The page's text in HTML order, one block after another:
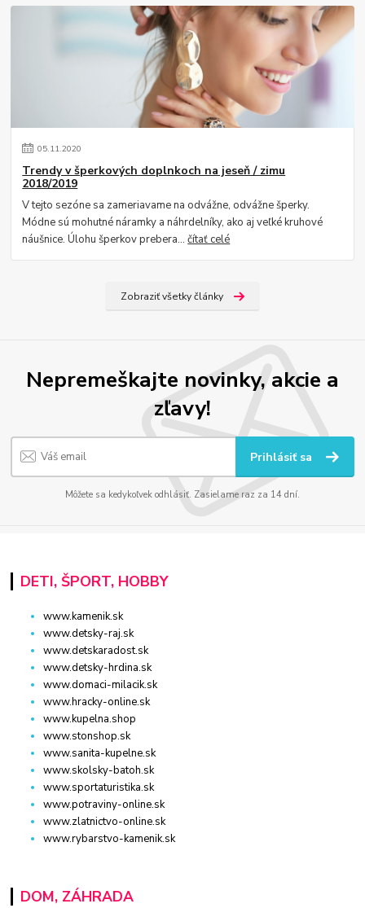
05.11.2020
Trendy v šperkových doplnkoch na jeseň / zimu
2018/2019
V tejto sezóne sa zameriavame na odvážne, odvážne šperky.
Módne sú mohutné náramky a náhrdelníky, ako aj veľké kruhové
náušnice. Úlohu šperkov prebera...čítať celé
Zobraziť všetky články
Nepremeškajte novinky, akcie a
zľavy!
Prihlásiť sa
Môžete sa kedykoľvek odhlásiť. Zasielame raz za 14 dní.
DETI, ŠPORT, HOBBY
www.kamenik.sk
www.detsky-raj.sk
www.detskaradost.sk
www.detsky-hrdina.sk
www.domaci-milacik.sk
www.hracky-online.sk
www.kupelna.shop
www.stonshop.sk
www.sanita-kupelne.sk
www.skolsky-batoh.sk
www.sportaturistika.sk
www.potraviny-online.sk
www.zlatnictvo-online.sk
www.rybarstvo-kamenik.sk
DOM, ZÁHRADA